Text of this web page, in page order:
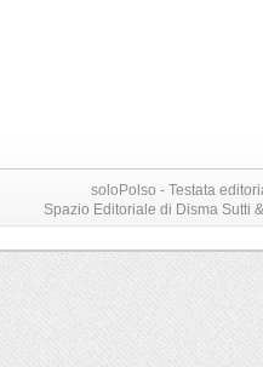
soloPolso - Testata
Spazio Editoriale di Disma Sutti